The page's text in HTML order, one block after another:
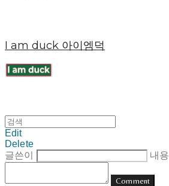
I am duck 아이엠덕
Edit
Delete
글쓴이
내용
Comment